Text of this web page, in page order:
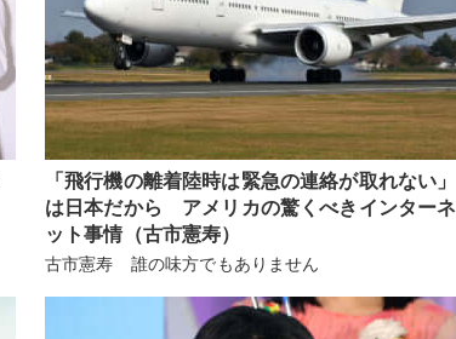
「飛行機の離着陸時は緊急の連絡が取れない」
は日本だから アメリカの驚くべきインターネ
ット事情（古市憲寿）
古市憲寿 誰の味方でもありません